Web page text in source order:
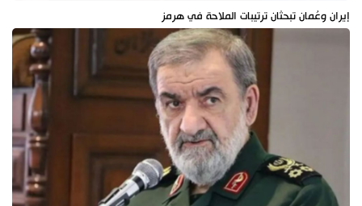
إيران وعُمان تبحثان ترتيبات الملاحة في هرمز